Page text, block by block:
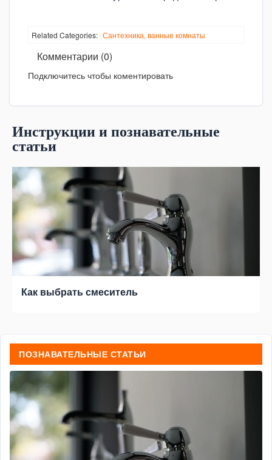
Related Categories: Сантехника, ванные комнаты
Комментарии (0)
Подключитесь чтобы коментировать
Инструкции и познавательные
статьи
Как выбрать смеситель
ПОЗНАВАТЕЛЬНЫЕ СТАТЬИ